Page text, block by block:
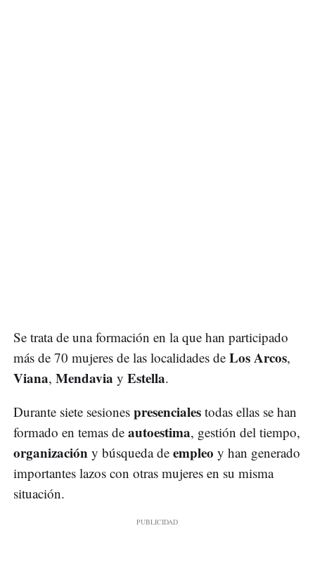
Se trata de una formación en la que han participado
más de 70 mujeres de las localidades de Los Arcos,
Viana, Mendavia y Estella.
Durante siete sesiones presenciales todas ellas se han
formado en temas de autoestima, gestión del tiempo,
organización y búsqueda de empleo y han generado
importantes lazos con otras mujeres en su misma
situación.